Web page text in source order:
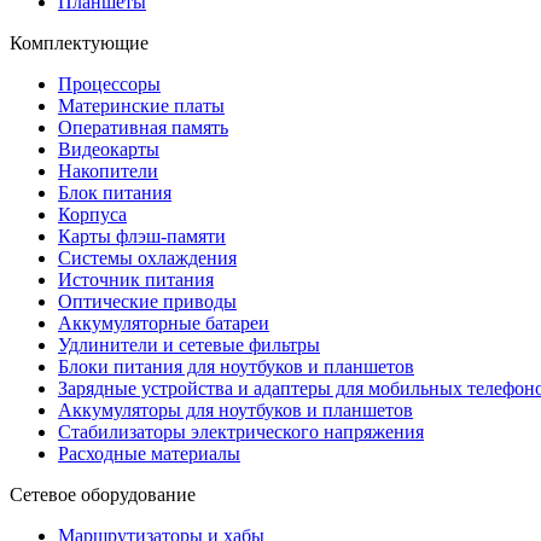
Комплектующие
Процессоры
Материнские платы
Оперативная память
Видеокарты
Накопители
Блок питания
Корпуса
Карты флэш-памяти
Системы охлаждения
Источник питания
Оптические приводы
Аккумуляторные батареи
Удлинители и сетевые фильтры
Блоки питания для ноутбуков и планшетов
Зарядные устройства и адаптеры для мобильных
Аккумуляторы для ноутбуков и планшетов
Стабилизаторы электрического напряжения
Расходные материалы
Сетевое оборудование
Маршрутизаторы и хабы